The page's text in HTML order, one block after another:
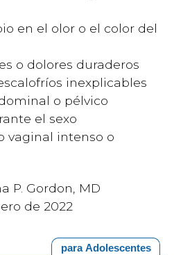
en el olor o el color del
o dolores duraderos
inexplicables
o pélvico
el sexo
vaginal intenso o
P. Gordon, MD
de 2022
para Adolescentes